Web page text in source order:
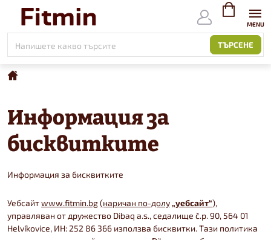
съдържанието
ТЪРСЕНЕ
ВИЖ
Начало
Информация за
бисквитките
Информация за бисквитките
Уебсайтwww.fitmin.bg(наричан по-долу„уебсайт“),
управляван от дружество Dibaq a.s., седалище č.p. 90, 564 01
Helvíkovice, ИН: 252 86 366 използва бисквитки. Тази политика